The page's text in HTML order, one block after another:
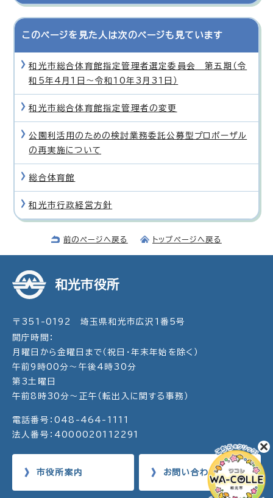
このページを見た人は次のページも見ています
和光市総合体育館指定管理者選定委員会 第五期（令
和5年4月1日〜令和10年3月31日）
和光市総合体育館指定管理者の変更
公園利活用のための検討業務委託公募型プロポーザル
の再実施について
総合体育館
和光市行政経営方針
前のページへ戻る トップページへ戻る
和光市役所
〒351-0192 埼玉県和光市広沢1番5号
開庁時間：
月曜日から金曜日まで（祝日・年末年始を除く）
午前9時00分～午後4時30分
第3土曜日
午前8時30分～正午（転出入に関する事務）
電話番号：048-464-1111
法人番号：4000020112291
市役所案内 お問い合わせ